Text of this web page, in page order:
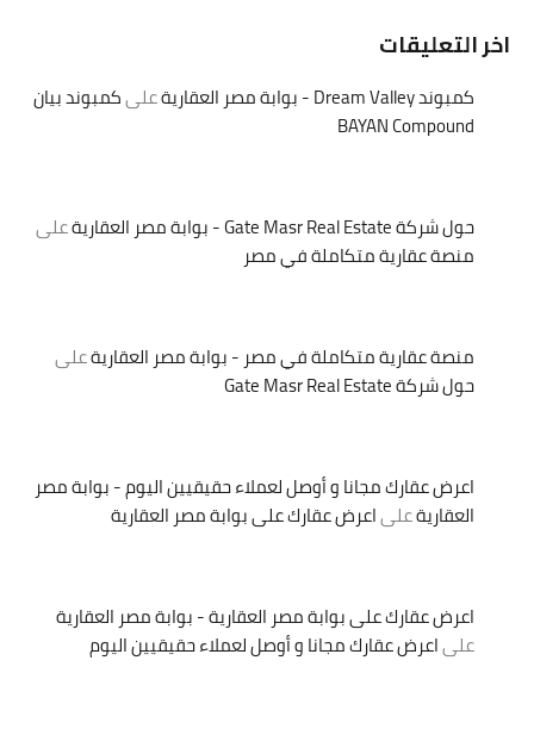
اخر التعليقات
كمبوند Dream Valley - بوابة مصر العقارية علىكمبوند بيان
BAYAN Compound
حول شركة Gate Masr Real Estate - بوابة مصر العقارية
على
منصة عقارية متكاملة في مصر
منصة عقارية متكاملة في مصر - بوابة مصر العقاريةعلى
حول شركة Gate Masr Real Estate
اعرض عقارك مجانا و أوصل لعملاء حقيقيين اليوم - بوابة مصر
العقاريةعلىاعرض عقارك على بوابة مصر العقارية
اعرض عقارك على بوابة مصر العقارية - بوابة مصر العقارية
علىاعرض عقارك مجانا و أوصل لعملاء حقيقيين اليوم